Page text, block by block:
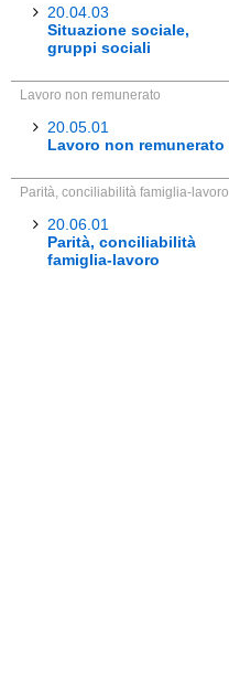
20.04.03
Situazione sociale,
gruppi sociali
Lavoro non remunerato
20.05.01
Lavoro non remunerato
Parità, conciliabilità famiglia-lavoro
20.06.01
Parità, conciliabilità
famiglia-lavoro